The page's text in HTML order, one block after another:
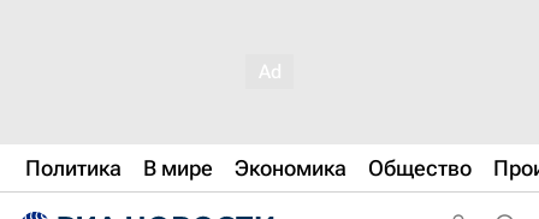
Политика В мире Экономика Общество